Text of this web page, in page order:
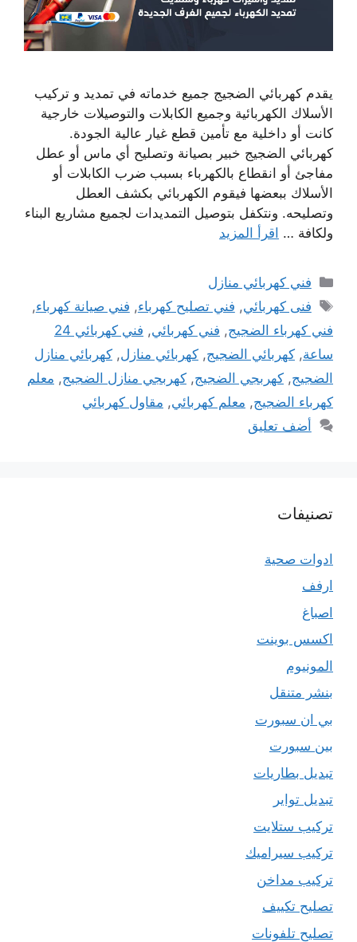
يقدم كهربائي الضجيج جميع خدماته في تمديد و تركيب
الأسلاك الكهربائية وجميع الكابلات والتوصيلات خارجية
كانت أو داخلية مع تأمين قطع غيار عالية الجودة.
كهربائي الضجيج خبير بصيانة وتصليح أي ماس أو عطل
مفاجئ أو انقطاع بالكهرباء بسبب ضرب الكابلات أو
الأسلاك ببعضها فيقوم الكهربائي بكشف العطل
وتصليحه. ونتكفل بتوصيل التمديدات لجميع مشاريع البناء
ولكافة … اقرأ المزيد
التصنيفات
فني كهربائي منازل
الوسوم
فنى كهربائي, فني تصليح كهرباء, فني صيانة كهرباء,
فني كهرباء الضجيج, فني كهربائي,
فني كهربائي 24
ساعة, كهربائي الضجيج, كهربائي منازل, كهربائي منازل
الضجيج, كهربجي الضجيج, كهربجي منازل الضجيج, معلم
كهرباء الضجيج, معلم كهربائي, مقاول كهربائي
أضف تعليق
تصنيفات
ادوات صحية
ارفف
اصباغ
اكسس بوينت
المونيوم
بنشر متنقل
بي ان سبورت
بين سبورت
تبديل بطاريات
تبديل تواير
تركيب ستلايت
تركيب سيراميك
تركيب مداخن
تصليح تكييف
تصليح تلفونات